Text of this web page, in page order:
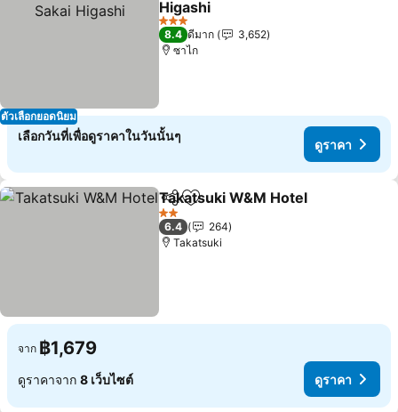
ตัวเลือกยอดนิยม
Higashi
3 ดาว
8.4 ดีมาก
3,652
ซาไก
เลือกวันที่เพื่อดูราคาในวันนั้นๆ
ดูราคา
แชร์ เพิ่มในรายการโปรด
Takatsuki W&M Hotel
2 ดาว
6.4
264
Takatsuki
จาก ฿1,679
ดูราคาจาก 8 เว็บไซต์ ดูราคา